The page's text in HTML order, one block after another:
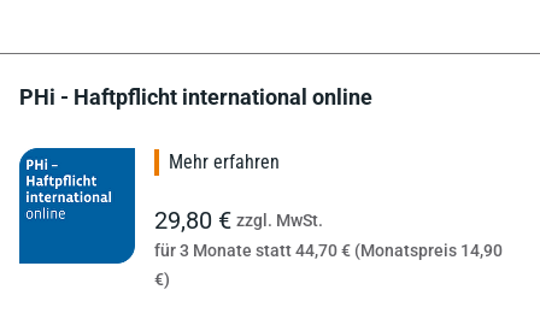
PHi - Haftpflicht international online
Mehr erfahren
29,80 € zzgl. MwSt.
für 3 Monate statt 44,70 € (Monatspreis 14,90
€)